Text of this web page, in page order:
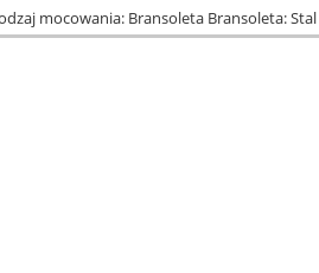
mocowania: Bransoleta Bransoleta: Stal